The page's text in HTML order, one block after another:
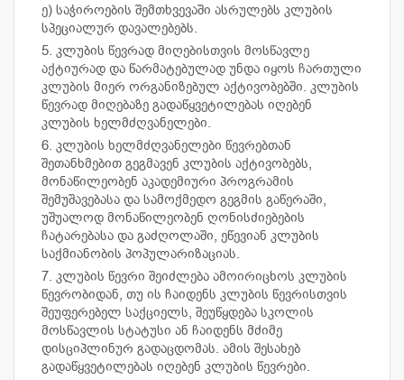
ე) საჭიროების შემთხვევაში ასრულებს კლუბის
სპეციალურ დავალებებს.
5. კლუბის წევრად მიღებისთვის მოსწავლე
აქტიურად და წარმატებულად უნდა იყოს ჩართული
კლუბის მიერ ორგანიზებულ აქტივობებში. კლუბის
წევრად მიღებაზე გადაწყვეტილებას იღებენ
კლუბის ხელმძღვანელები.
6. კლუბის ხელმძღვანელები წევრებთან
შეთანხმებით გეგმავენ კლუბის აქტივობებს,
მონაწილეობენ აკადემიური პროგრამის
შემუშავებასა და სამოქმედო გეგმის გაწერაში,
უშუალოდ მონაწილეობენ ღონისძიებების
ჩატარებასა და გაძღოლაში, ეწევიან კლუბის
საქმიანობის პოპულარიზაციას.
7. კლუბის წევრი შეიძლება ამოირიცხოს კლუბის
წევრობიდან, თუ ის ჩაიდენს კლუბის წევრისთვის
შეუფერებელ საქციელს, შეუწყდება სკოლის
მოსწავლის სტატუსი ან ჩაიდენს მძიმე
დისციპლინურ გადაცდომას. ამის შესახებ
გადაწყვეტილებას იღებენ კლუბის წევრები.